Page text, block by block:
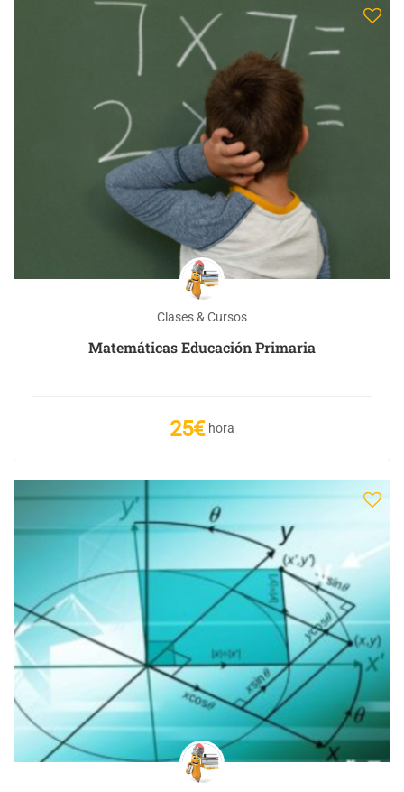
Clases & Cursos
Matemáticas Educación Primaria
25€ hora